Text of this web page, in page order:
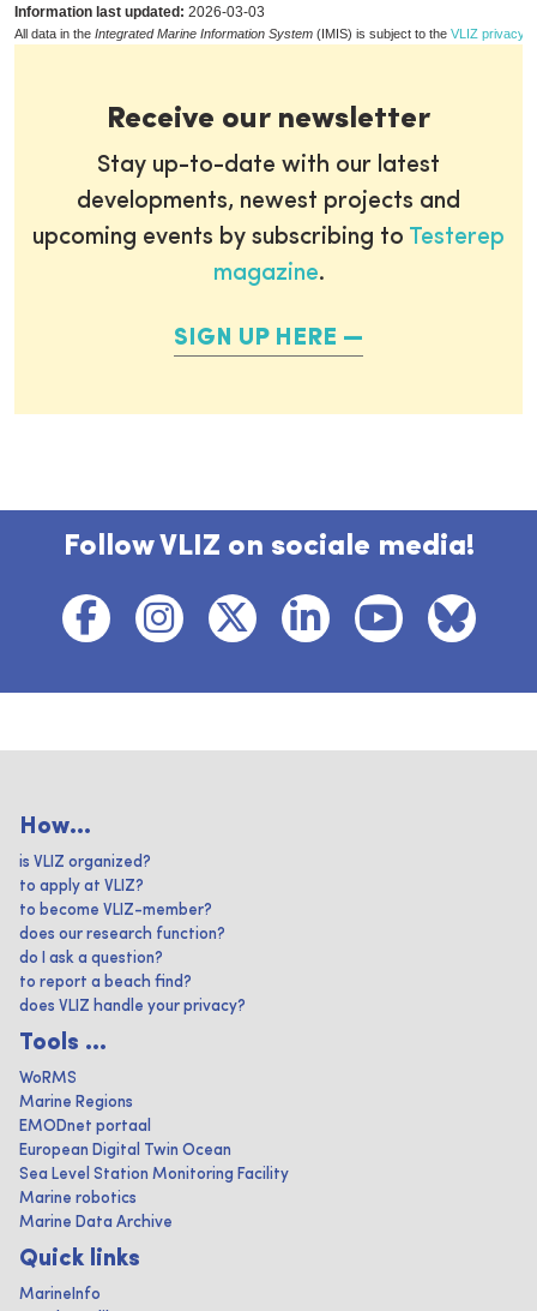
Information last updated: 2026-03-03
All data in the Integrated Marine Information System (IMIS) is subject to the VLIZ privacy
Receive our newsletter
Stay up-to-date with our latest
developments, newest projects and
upcoming events by subscribing to Testerep
magazine.
SIGN UP HERE
Follow VLIZ on sociale media!
How...
is VLIZ organized?
to apply at VLIZ?
to become VLIZ-member?
does our research function?
do I ask a question?
to report a beach find?
does VLIZ handle your privacy?
Tools ...
WoRMS
Marine Regions
EMODnet portaal
European Digital Twin Ocean
Sea Level Station Monitoring Facility
Marine robotics
Marine Data Archive
Quick links
MarineInfo